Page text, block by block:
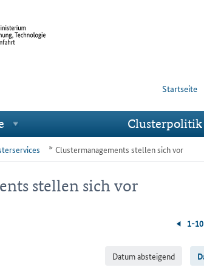
Startseite
Clus­ter­po­li­tik
Clustermanagements stellen sich vor
stellen sich vor
zurück
1-10
Datum absteigend